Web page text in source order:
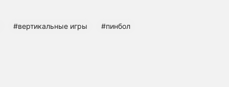
#вертикальные игры #пинбол